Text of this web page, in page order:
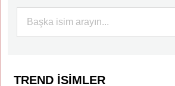
TREND İSIMLER